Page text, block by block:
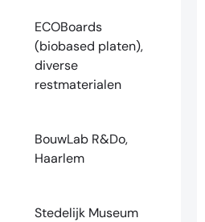
ECOBoards
(biobased platen),
diverse
restmaterialen
BouwLab R&Do,
Haarlem
Stedelijk Museum